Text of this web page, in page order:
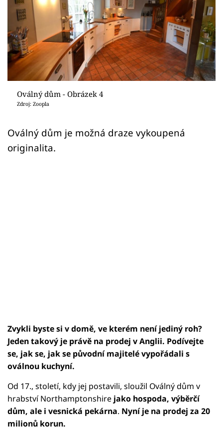
Design
Sledujte prima+
Přihlášení
Sledujte nás
Oválný dům - Obrázek 4
Zdroj: Zoopla
Oválný dům je možná draze vykoupená
originalita.
Zvykli byste si v domě, ve kterém není jediný roh?
Jeden takový je právě na prodej v Anglii. Podívejte
se, jak se, jak se původní majitelé vypořádali s
oválnou kuchyní.
Od 17., století, kdy jej postavili, sloužil Oválný dům v
hrabství Northamptonshire jako hospoda, výběrčí
dům, ale i vesnická pekárna. Nyní je na prodej za 20
milionů korun.